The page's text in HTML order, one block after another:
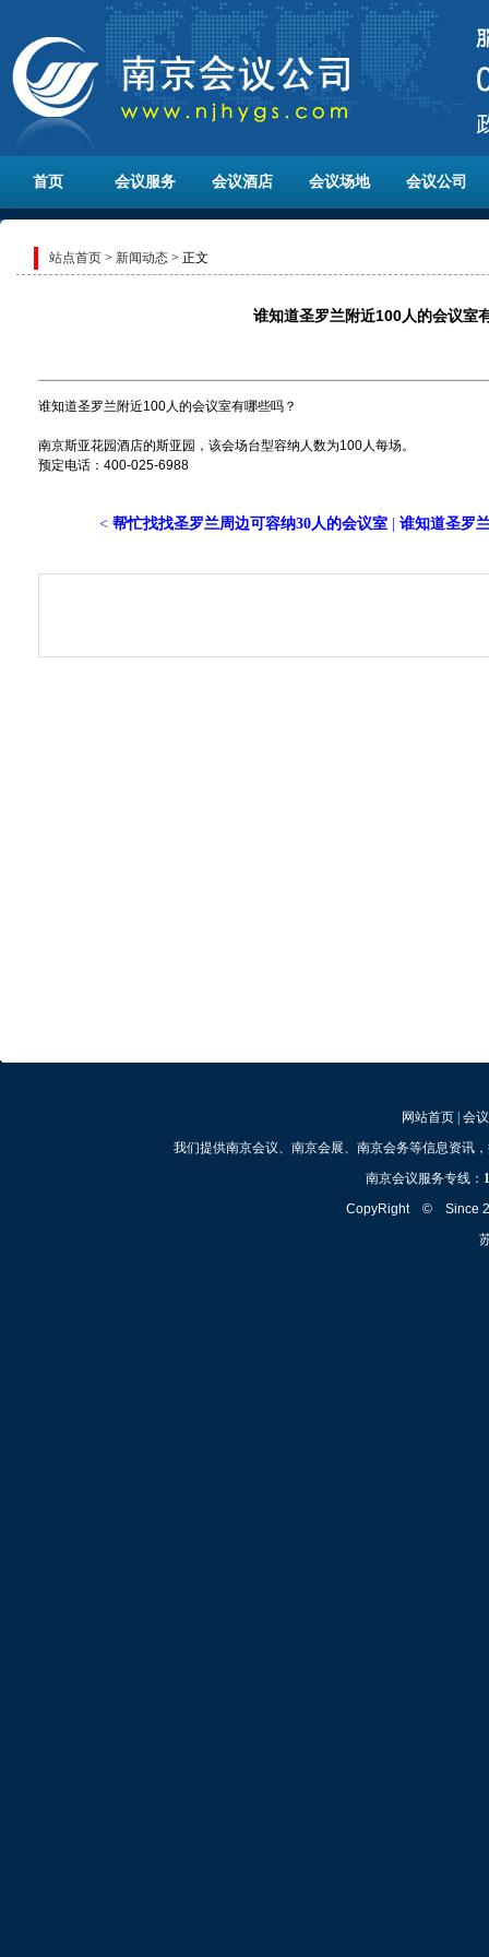
首页 会议服务 会议酒店 会议场地 会议公司
站点首页 > 新闻动态 > 正文
谁知道圣罗兰附近100人的会议室
谁知道圣罗兰附近100人的会议室有哪些吗？
南京斯亚花园酒店的斯亚园，该会场台型容纳人数为100人每场。
预定电话：400-025-6988
< 帮忙找找圣罗兰周边可容纳30人的会议室 谁知道圣罗
网站首页| 会
我们提供南京会议、南京会展、南京会务等信息资讯
南京会议服务专线：
CopyRight © Since